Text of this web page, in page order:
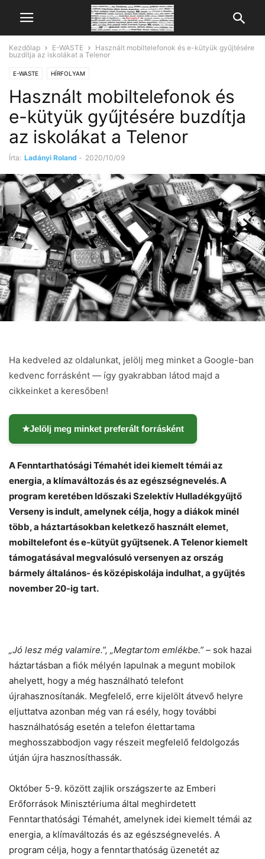
Kezdőlap E-WASTE
Használt mobiltelefonok és e-kütyük gyűjtésére
buzdítja az iskolákat a Telenor
E-WASTE HÍRFOLYAM
Használt mobiltelefonok és
e-kütyük gyűjtésére buzdítja
az iskolákat a Telenor
Írta: Ladányi Roland - 2020/10/09
Ha kedveled az oldalunkat, jelölj meg minket a Google-ban
kedvenc forrásként — így gyakrabban látod majd a
cikkeinket a keresőben!
★Jelölj meg minket preferált forrásként
A Fenntarthatósági Témahét idei kiemelt témái az
energia, a klímaváltozás és az egészségnevelés. A
program keretében Időszaki Szelektív Hulladékgyűjtő
Verseny is indult, amelynek célja, hogy a diákok minél
több, a háztartásokban keletkező használt elemet,
mobiltelefont és e-kütyüt gyűjtsenek. A Telenor kiemelt
támogatásával megvalósuló versenyen az ország
bármely általános- és középiskolája indulhat, a gyűjtés
november 20-ig tart.
„Jó lesz még valamire.”, „Megtartom emlékbe.” – sok hazai
háztartásban a fiók mélyén lapulnak a megunt mobilok
ahelyett, hogy a még használható telefont
újrahasznosítanák. Megfelelő, erre kijelölt átvevő helyre
eljuttatva azonban még van rá esély, hogy további
használhatóság esetén a telefon élettartama
meghosszabbodjon vagy részeit megfelelő feldolgozás
útján újra hasznosíthassák.
Október 5-9. között zajlik országszerte az Emberi
Erőforrások Minisztériuma által meghirdetett
Fenntarthatósági Témahét, amelynek idei kiemelt témái az
energia, a klímaváltozás és az egészségnevelés. A
program célja, hogy a fenntarthatóság üzenetét az
Helló! Miben segíthetek ma?